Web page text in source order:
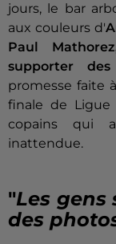
jours, le bar
aux couleurs d'
Paul
supporter des
promesse faite
finale de Ligue
copains qui
inattendue.
"Les
des